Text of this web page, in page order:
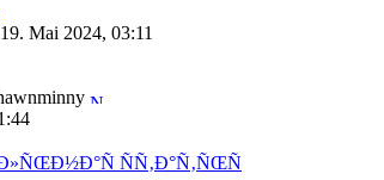
Mai 2024, 03:11
ÑÑ‚Ð°Ñ‚ÑŒÑ